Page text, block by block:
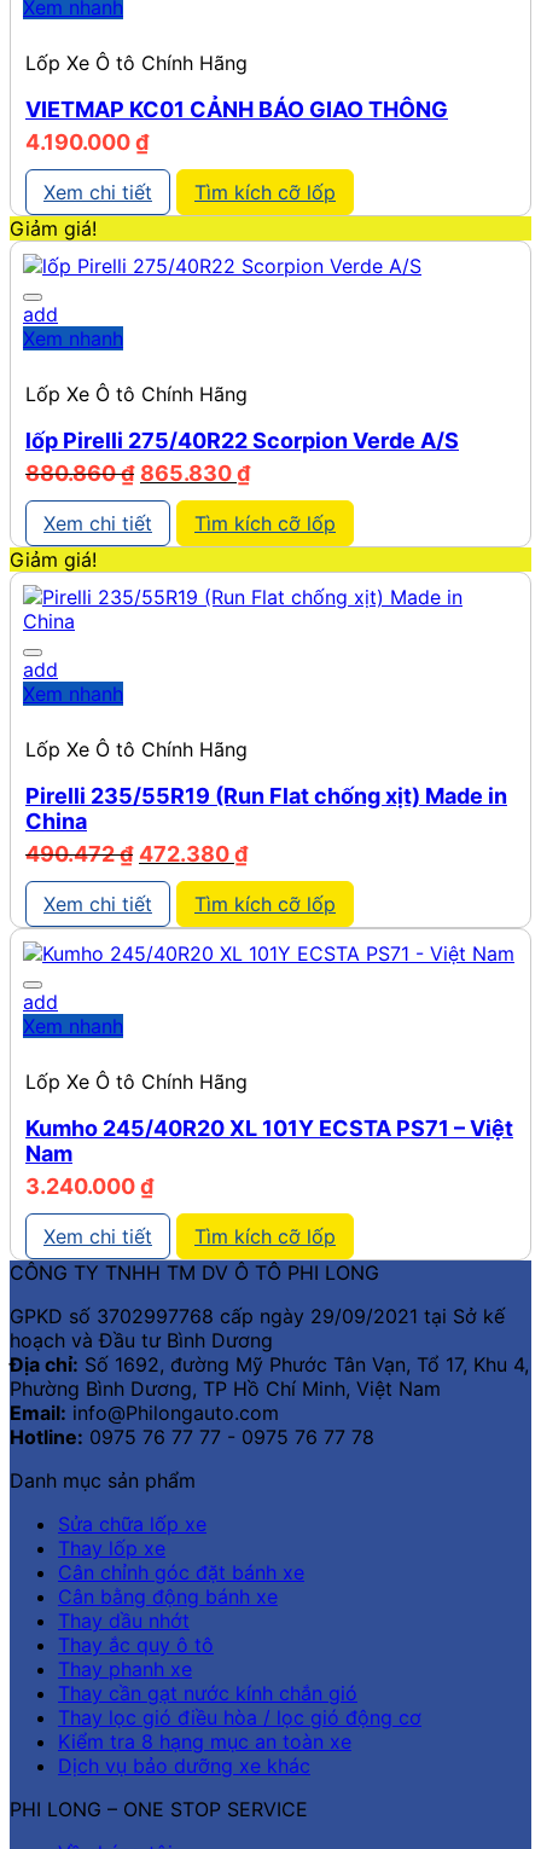
Xem nhanh
Lốp Xe Ô tô Chính Hãng
VIETMAP KC01 CẢNH BÁO GIAO THÔNG
4.190.000₫
Xem chi tiết
Tìm kích cỡ lốp
Giảm giá!
add
Xem nhanh
Lốp Xe Ô tô Chính Hãng
lốp Pirelli 275/40R22 Scorpion Verde A/S
880.860₫ Giá
gốc
là:
880.860 ₫.
865.830₫Giá
hiện
tại
là:
865.830 ₫.
Xem chi tiết
Tìm kích cỡ lốp
Giảm giá!
add
Xem nhanh
Lốp Xe Ô tô Chính Hãng
Pirelli 235/55R19 (Run Flat chống xịt) Made in
China
490.472₫ Giá
gốc
là:
490.472 ₫.
472.380₫Giá
hiện
tại
là:
472.380 ₫.
Xem chi tiết Tìm kích cỡ lốp
add
Xem nhanh
Lốp Xe Ô tô Chính Hãng
Kumho 245/40R20 XL 101Y ECSTA PS71 – Việt
Nam
3.240.000₫
Xem chi tiết
Tìm kích cỡ lốp
CÔNG TY TNHH TM DV Ô TÔ PHI LONG
GPKD số 3702997768 cấp ngày 29/09/2021 tại Sở kế
hoạch và Đầu tư Bình Dương
Địa chỉ: Số 1692, đường Mỹ Phước Tân Vạn, Tổ 17, Khu 4,
Phường Bình Dương, TP Hồ Chí Minh, Việt Nam
Email: info@Philongauto.com
Hotline: 0975 76 77 77 - 0975 76 77 78
Danh mục sản phẩm
Sửa chữa lốp xe
Thay lốp xe
Cân chỉnh góc đặt bánh xe
Cân bằng động bánh xe
Thay dầu nhớt
Thay ắc quy ô tô
Thay phanh xe
Thay cần gạt nước kính chắn gió
Thay lọc gió điều hòa / lọc gió động cơ
Kiểm tra 8 hạng mục an toàn xe
Dịch vụ bảo dưỡng xe khác
PHI LONG – ONE STOP SERVICE